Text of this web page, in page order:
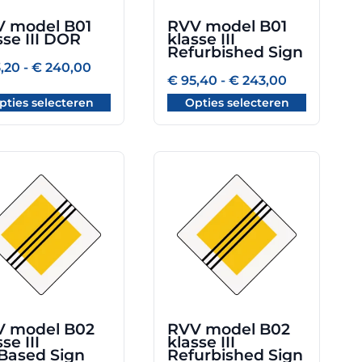
model B01
III DOR
- €240,00Prijsklasse:
tot
€ 240,00
selecteren
RVV model B01
klasse III
Refurbished Sign
€95,40 - €243,00Prijsklasse:
€ 95,40
tot
€ 243,00
Opties selecteren
worden
op
productpagina
model B02
III
Sign
RVV model B02
klasse III
Refurbished Sign
meerdere
variaties.
worden
op